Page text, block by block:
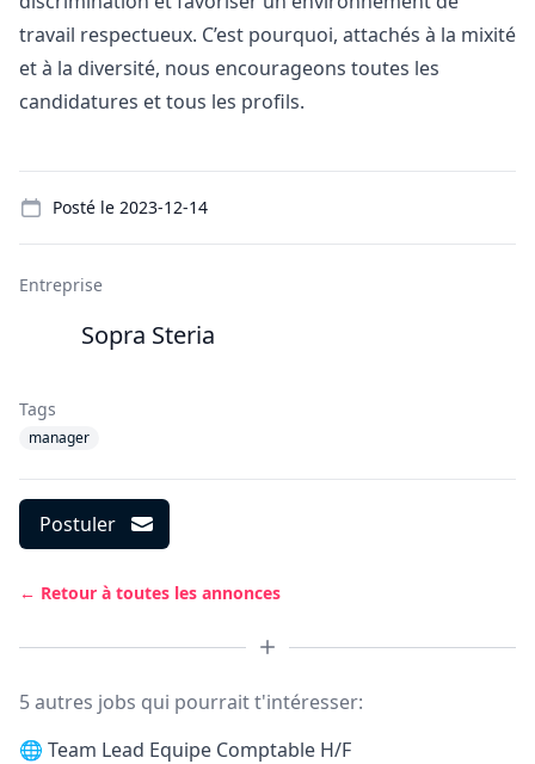
travail respectueux. C’est pourquoi, attachés à la mixité
et à la diversité, nous encourageons toutes les
candidatures et tous les profils.
Posté le 2023-12-14
Entreprise
Sopra Steria
Tags
manager
Postuler
← Retour à toutes les annonces
5 autres jobs qui pourrait t'intéresser:
🌐 Team Lead Equipe Comptable H/F